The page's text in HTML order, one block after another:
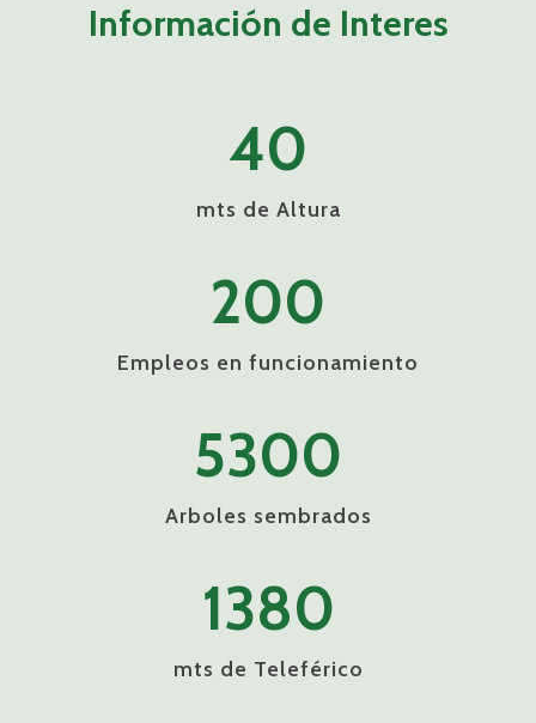
Información de Interes
40
mts de Altura
200
Empleos en funcionamiento
5300
Arboles sembrados
1380
mts de Teleférico